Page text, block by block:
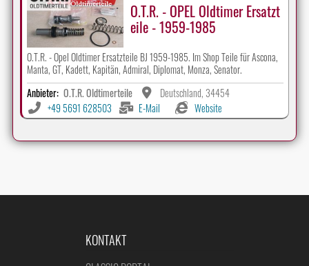
O.T.R. - OPEL Oldtimer Ersatzt
eile - 1959-1985
O.T.R. - Opel Oldtimer Ersatzteile BJ 1959-1985. Im Shop Teile für Ascona,
Manta, GT, Kadett, Kapitän, Admiral, Diplomat, Monza, Senator.
Anbieter: O.T.R. Oldtimerteile
Deutschland, 34454
+49 5691 628503
E-Mail Website
KONTAKT